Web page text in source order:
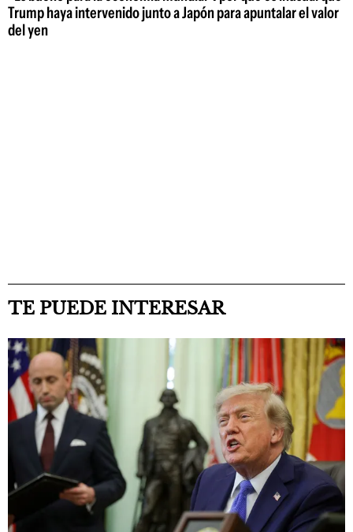
Trump haya intervenido junto a Japón para apuntalar el valor
del yen
TE PUEDE INTERESAR